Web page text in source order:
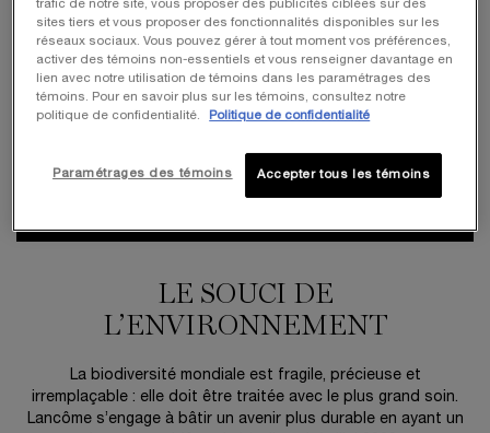
des roses utilisées dans les soins et
le maquillage sont biologiques.
des ingrédients de nos formules
de soins sont biodégradables, ce
qui nous aide à limiter notre
impact sur les ressources
Les recharges et les emballages légers permettront d’économiser
1 500 tonnes de matériaux vierges en 2023.
LE SOUCI DE
L’ENVIRONNEMENT
La biodiversité mondiale est fragile, précieuse et
irremplaçable : elle doit être traitée avec le plus grand soin.
Lancôme s’engage à bâtir un avenir plus durable en ayant un
trafic de notre site, vous proposer des publicités ciblées sur des
sites tiers et vous proposer des fonctionnalités disponibles sur les
réseaux sociaux. Vous pouvez gérer à tout moment vos préférences,
activer des témoins non-essentiels et vous renseigner davantage en
lien avec notre utilisation de témoins dans les paramétrages des
témoins. Pour en savoir plus sur les témoins, consultez notre
politique de confidentialité.
Politique de confidentialité
Accepter tous les témoins
Paramétrages des témoins